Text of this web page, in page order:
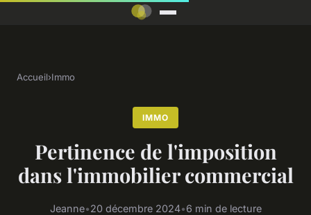
Accueil›Immo
IMMO
Pertinence de l'imposition
dans l'immobilier commercial
Jeanne•20 décembre 2024•6 min de lecture